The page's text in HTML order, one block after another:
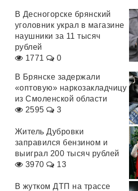
В Десногорске брянский
уголовник украл в магазине
наушники за 11 тысяч
рублей
1771
0
В Брянске задержали
«оптовую» наркозакладчицу
из Смоленской области
2595
3
Житель Дубровки
заправился бензином и
выиграл 200 тысяч рублей
3970
13
В жутком ДТП на трассе